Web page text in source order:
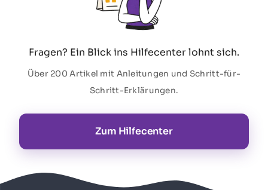
Fragen? Ein Blick ins Hilfecenter lohnt sich.
Über 200 Artikel mit Anleitungen und Schritt-für-
Schritt-Erklärungen.
Zum Hilfecenter